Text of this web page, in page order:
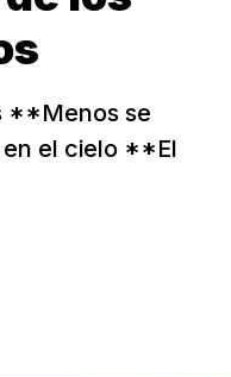
**Menos se
el cielo **El